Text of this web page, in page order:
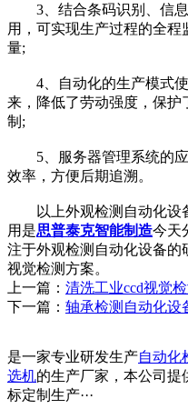
3、结合条码识别、信息
用，可实现生产过程的全
量;
4、自动化的生产模式使
来，降低了劳动强度，保
制;
5、服务器管理系统的应
效率，方便后期追溯。
以上外观检测自动化设
用是思普泰克智能制造今天
注于外观检测自动化设备的
视觉检测方案。
上一篇： 清洗工业ccd视觉
下一篇： 轴承检测自动化设
是一家专业研发生产自动化
选机的生产厂家，本公司提
标定制生产···